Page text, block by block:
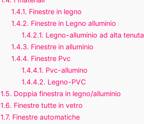
1.4.1. Finestre in legno
1.4.2. Finestre in Legno alluminio
1.4.2.1. Legno-alluminio ad alta tenuta
1.4.3. Finestre in alluminio
1.4.4. Finestre Pvc
1.4.4.1. Pvc-allumino
1.4.4.2. Legno-PVC
1.5. Doppia finestra in legno/alluminio
1.6. Finestre tutte in vetro
1.7. Finestre automatiche